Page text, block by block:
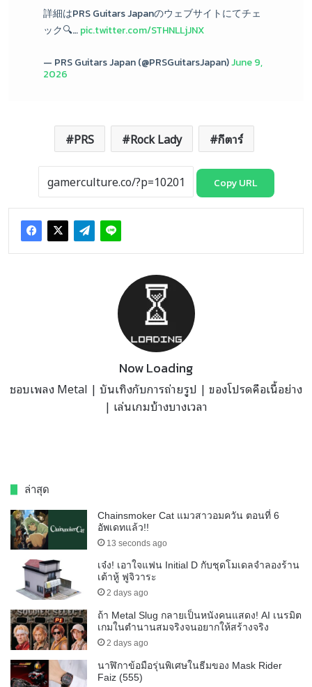
詳細はPRS Guitars Japanのウェブサイトにてチェ
ック🔍…pic.twitter.com/STHNLLjJNX
— PRS Guitars Japan (@PRSGuitarsJapan)June 9,
2026
PRS Rock Lady กีตาร์
Copy URL
Now Loading
ชอบเพลง Metal | บันเทิงกับการถ่ายรูป | ของโปรดคือเนื้อย่าง
| เล่นเกมบ้างบางเวลา
ล่าสุด
Chainsmoker Cat แมวสาวอมควัน ตอนที่ 6
อัพเดทแล้ว!!
13 seconds ago
เจ๋ง! เอาใจแฟน Initial D กับชุดโมเดลจำลองร้าน
เต้าหู้ ฟูจิวาระ
2 days ago
ถ้า Metal Slug กลายเป็นหนังคนแสดง! AI เนรมิต
เกมในตำนานสมจริงจนอยากให้สร้างจริง
2 days ago
นาฬิกาข้อมือรุ่นพิเศษในธีมของ Mask Rider
Faiz (555)